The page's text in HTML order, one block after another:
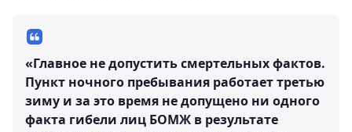
«Главное не допустить смертельных фактов.
Пункт ночного пребывания работает третью
зиму и за это время не допущено ни одного
факта гибели лиц БОМЖ в результате